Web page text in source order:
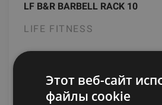
LF B&R BARBELL RACK 10
LIFE FITNESS
2014.59
уведомить
Этот веб-сайт
файлы cookie